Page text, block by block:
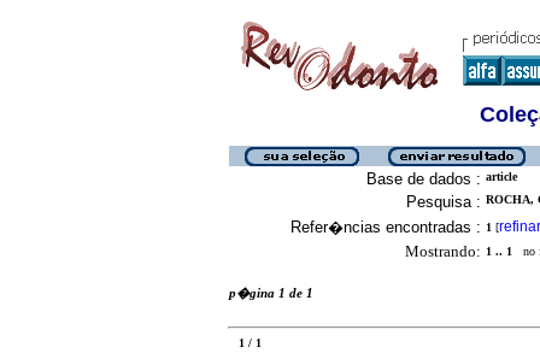
Base de dados : article
Pesquisa : ROCHA,
Refer�ncias encontradas : 1 [refinar
Mostrando: 1 .. 1 no
p�gina 1 de 1
1 / 1